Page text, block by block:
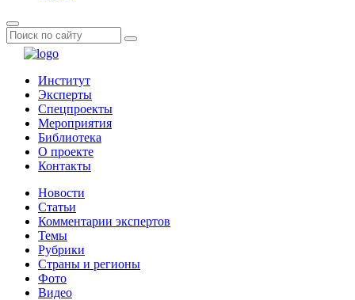
Институт
Эксперты
Спецпроекты
Мероприятия
Библиотека
О проекте
Контакты
Новости
Статьи
Комментарии экспертов
Темы
Рубрики
Страны и регионы
Фото
Видео